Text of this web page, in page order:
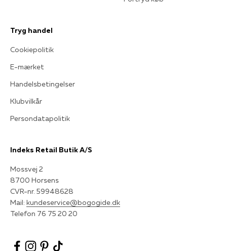
Tryg handel
Cookiepolitik
E-mærket
Handelsbetingelser
Klubvilkår
Persondatapolitik
Indeks Retail Butik A/S
Mossvej 2
8700 Horsens
CVR-nr. 59948628
Mail: kundeservice@bogogide.dk
Telefon 76 75 20 20